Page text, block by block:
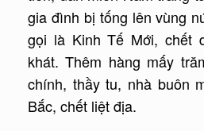
gia đình bị tống lên vùng
gọi là Kinh Tế Mới, chết
khát. Thêm hàng mấy
chính, thầy tu, nhà buôn
Bắc, chết liệt địa.